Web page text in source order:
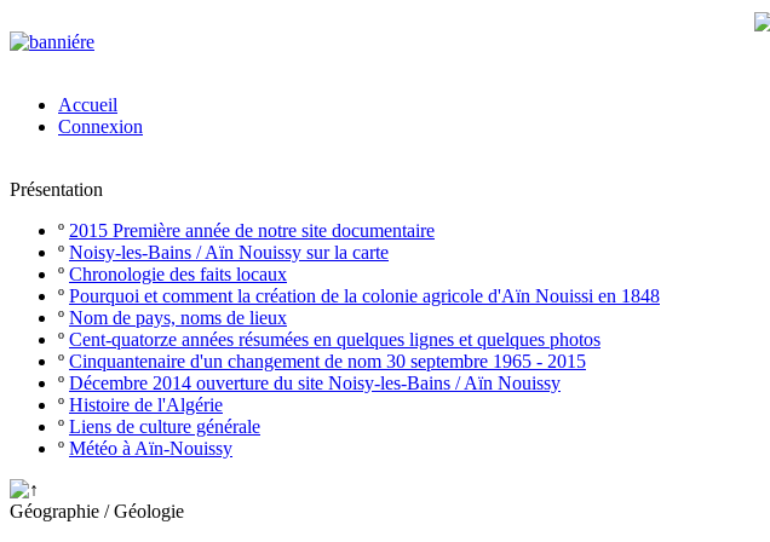
Accueil
Connexion
Présentation
º 2015 Première année de notre site documentaire
º Noisy-les-Bains / Aïn Nouissy sur la carte
º Chronologie des faits locaux
º Pourquoi et comment la création de la colonie agricole d'Aïn Nouissi en 1848
º Nom de pays, noms de lieux
º Cent-quatorze années résumées en quelques lignes et quelques photos
º Cinquantenaire d'un changement de nom 30 septembre 1965 - 2015
º Décembre 2014 ouverture du site Noisy-les-Bains / Aïn Nouissy
º Histoire de l'Algérie
º Liens de culture générale
º Météo à Aïn-Nouissy
Géographie / Géologie